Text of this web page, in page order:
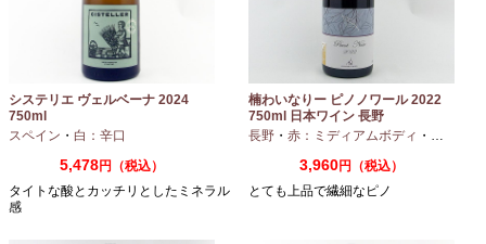
システリエ ヴェルベーナ 2024
750ml
スペイン ・ 白：辛口
5,478円（税込）
タイトな酸とカッチリとしたミネラル
感
楠わいなりー ピノノワール 2022
750ml 日本ワイン 長野
長野 ・ 赤：ミディアムボディ ・ ピノノワ
3,960円（税込）
とても上品で繊細なピノ